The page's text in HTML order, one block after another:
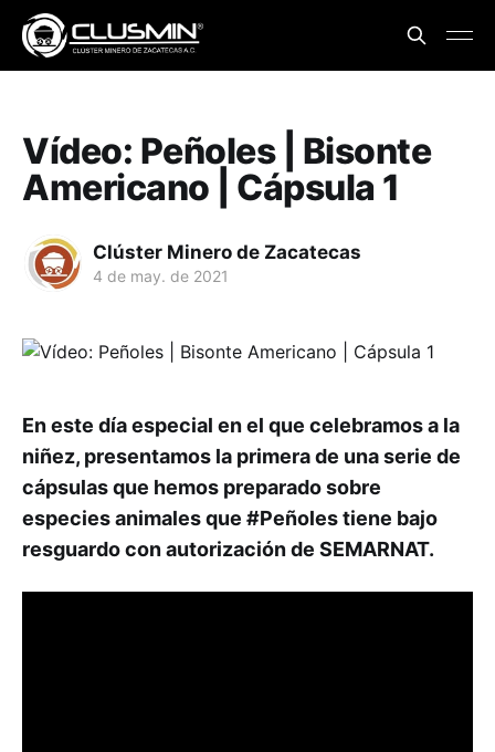
Vídeo: Peñoles | Bisonte
Americano | Cápsula 1
Clúster Minero de Zacatecas
4 de may. de 2021
En este día especial en el que celebramos a la
niñez, presentamos la primera de una serie de
cápsulas que hemos preparado sobre
especies animales que #Peñoles​ tiene bajo
resguardo con autorización de SEMARNAT.